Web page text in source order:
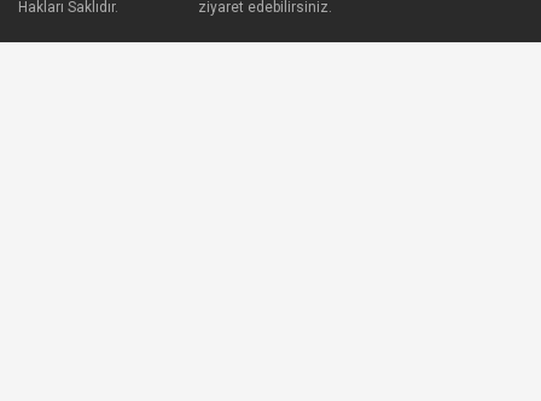
Hakları Saklıdır.
ziyaret edebilirsiniz.